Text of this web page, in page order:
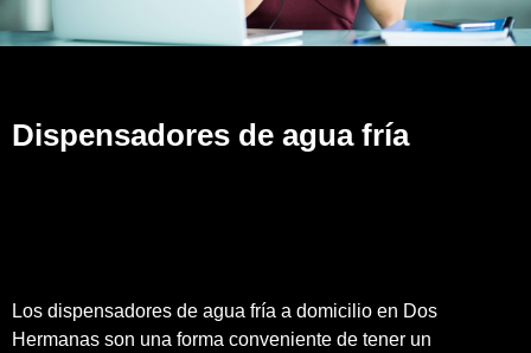
Dispensadores de agua fría
Los dispensadores de agua fría a domicilio en Dos
Hermanas son una forma conveniente de tener un